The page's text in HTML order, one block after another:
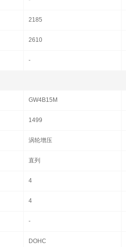
2185
2610
-
GW4B15M
1499
涡轮增压
直列
4
4
-
DOHC